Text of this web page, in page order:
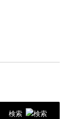
検索